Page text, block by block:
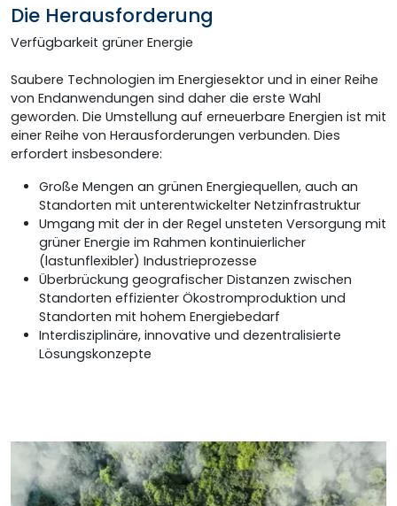
Die Herausforderung
Verfügbarkeit grüner Energie
Saubere Technologien im Energiesektor und in einer Reihe
von Endanwendungen sind daher die erste Wahl
geworden. Die Umstellung auf erneuerbare Energien ist mit
einer Reihe von Herausforderungen verbunden. Dies
erfordert insbesondere:
Große Mengen an grünen Energiequellen, auch an
Standorten mit unterentwickelter Netzinfrastruktur
Umgang mit der in der Regel unsteten Versorgung mit
grüner Energie im Rahmen kontinuierlicher
(lastunflexibler) Industrieprozesse
Überbrückung geografischer Distanzen zwischen
Standorten effizienter Ökostromproduktion und
Standorten mit hohem Energiebedarf
Interdisziplinäre, innovative und dezentralisierte
Lösungskonzepte